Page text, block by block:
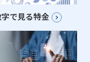
で見る特金